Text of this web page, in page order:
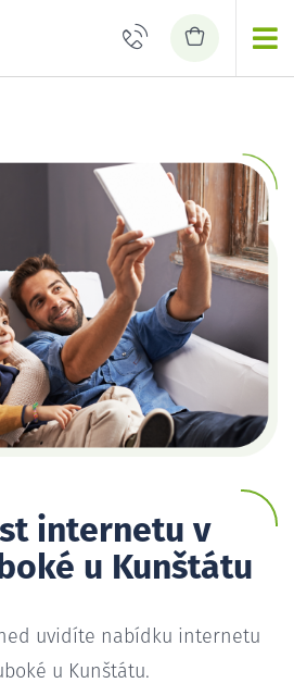
internetu v
u Kunštátu
uvidíte nabídku internetu
u Kunštátu.